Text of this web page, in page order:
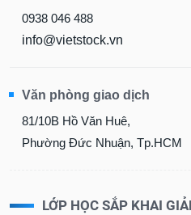
0938 046 488
info@vietstock.vn
Văn phòng giao dịch
81/10B Hồ Văn Huê,
Phường Đức Nhuận, Tp.HCM
LỚP HỌC SẮP KHAI